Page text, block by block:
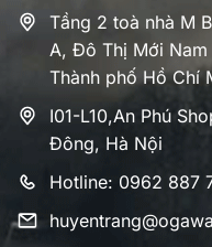
Tầng 2 toà nhà M
A, Đô Thị Mới Nam
Thành phố Hồ Chí
I01-L10,An Phú
Đông, Hà Nội
Hotline: 0962 887